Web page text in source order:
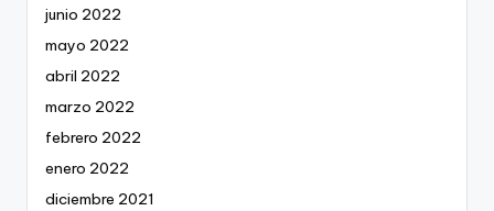
junio 2022
mayo 2022
abril 2022
marzo 2022
febrero 2022
enero 2022
diciembre 2021